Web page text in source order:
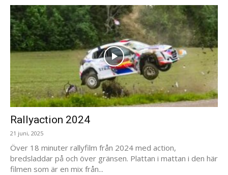
Rallyaction 2024
21 juni, 2025
Över 18 minuter rallyfilm från 2024 med action,
bredsladdar på och över gränsen. Plattan i mattan i den här
filmen som är en mix från...